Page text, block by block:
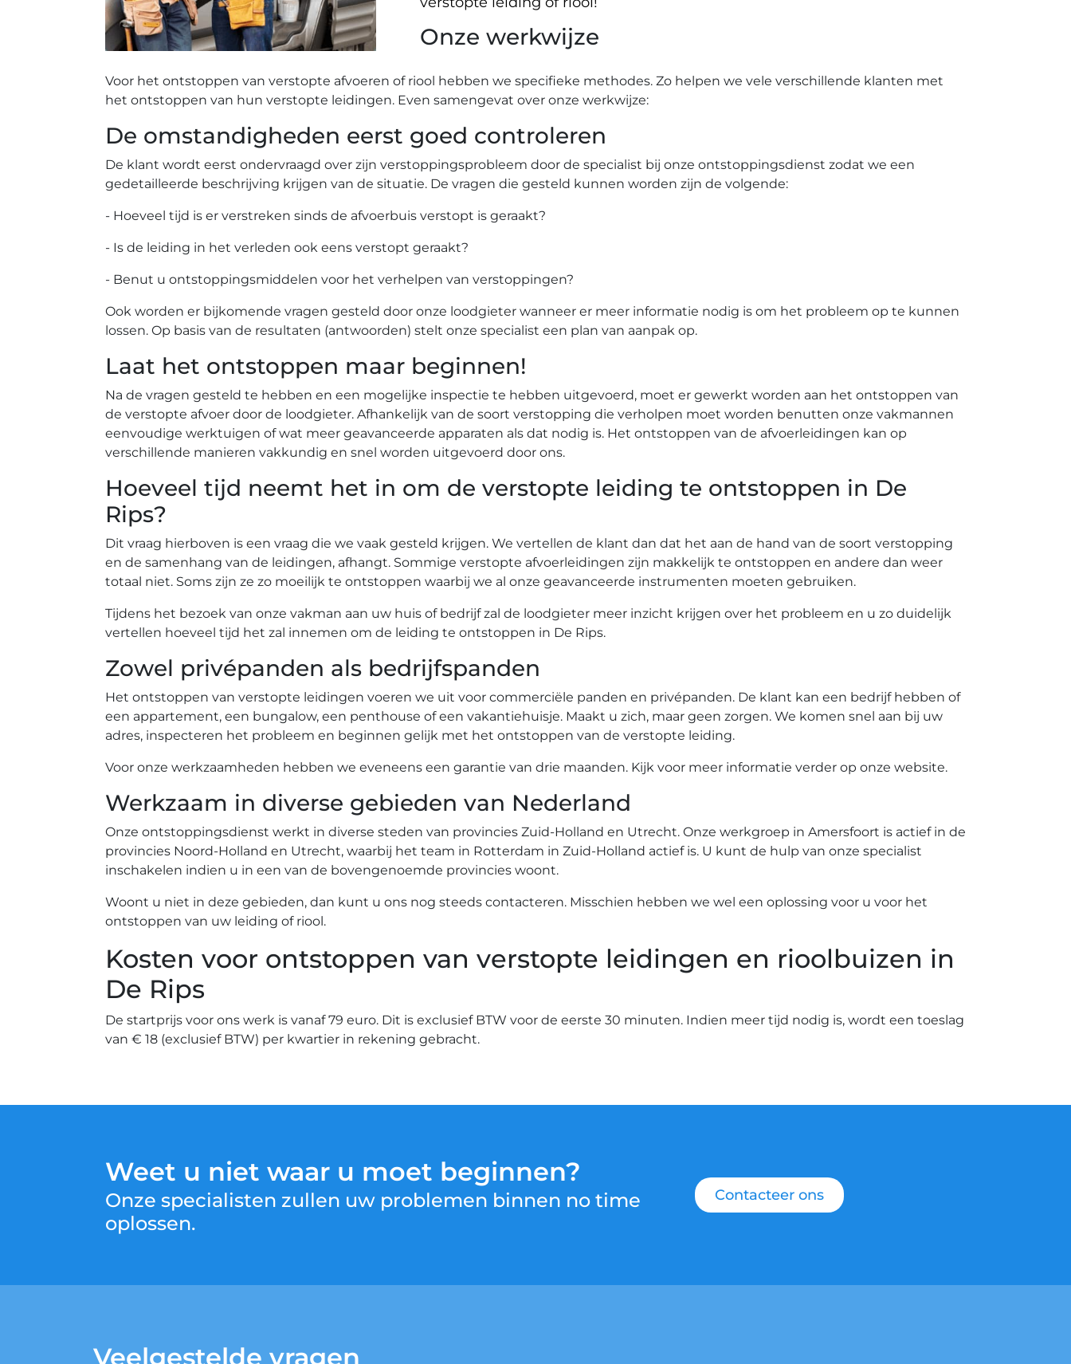
Onze werkwijze
Voor het ontstoppen van verstopte afvoeren of riool hebben we specifieke methodes. Zo helpen we vele verschillende klanten met
het ontstoppen van hun verstopte leidingen. Even samengevat over onze werkwijze:
De omstandigheden eerst goed controleren
De klant wordt eerst ondervraagd over zijn verstoppingsprobleem door de specialist bij onze ontstoppingsdienst zodat we een
gedetailleerde beschrijving krijgen van de situatie. De vragen die gesteld kunnen worden zijn de volgende:
- Hoeveel tijd is er verstreken sinds de afvoerbuis verstopt is geraakt?
- Is de leiding in het verleden ook eens verstopt geraakt?
- Benut u ontstoppingsmiddelen voor het verhelpen van verstoppingen?
Ook worden er bijkomende vragen gesteld door onze loodgieter wanneer er meer informatie nodig is om het probleem op te kunnen
lossen. Op basis van de resultaten (antwoorden) stelt onze specialist een plan van aanpak op.
Laat het ontstoppen maar beginnen!
Na de vragen gesteld te hebben en een mogelijke inspectie te hebben uitgevoerd, moet er gewerkt worden aan het ontstoppen van
de verstopte afvoer door de loodgieter. Afhankelijk van de soort verstopping die verholpen moet worden benutten onze vakmannen
eenvoudige werktuigen of wat meer geavanceerde apparaten als dat nodig is. Het ontstoppen van de afvoerleidingen kan op
verschillende manieren vakkundig en snel worden uitgevoerd door ons.
Hoeveel tijd neemt het in om de verstopte leiding te ontstoppen in De
Rips?
Dit vraag hierboven is een vraag die we vaak gesteld krijgen. We vertellen de klant dan dat het aan de hand van de soort verstopping
en de samenhang van de leidingen, afhangt. Sommige verstopte afvoerleidingen zijn makkelijk te ontstoppen en andere dan weer
totaal niet. Soms zijn ze zo moeilijk te ontstoppen waarbij we al onze geavanceerde instrumenten moeten gebruiken.
Tijdens het bezoek van onze vakman aan uw huis of bedrijf zal de loodgieter meer inzicht krijgen over het probleem en u zo duidelijk
vertellen hoeveel tijd het zal innemen om de leiding te ontstoppen in De Rips.
Zowel privépanden als bedrijfspanden
Het ontstoppen van verstopte leidingen voeren we uit voor commerciële panden en privépanden. De klant kan een bedrijf hebben of
een appartement, een bungalow, een penthouse of een vakantiehuisje. Maakt u zich, maar geen zorgen. We komen snel aan bij uw
adres, inspecteren het probleem en beginnen gelijk met het ontstoppen van de verstopte leiding.
Voor onze werkzaamheden hebben we eveneens een garantie van drie maanden. Kijk voor meer informatie verder op onze website.
Werkzaam in diverse gebieden van Nederland
Onze ontstoppingsdienst werkt in diverse steden van provincies Zuid-Holland en Utrecht. Onze werkgroep in Amersfoort is actief in de
provincies Noord-Holland en Utrecht, waarbij het team in Rotterdam in Zuid-Holland actief is. U kunt de hulp van onze specialist
inschakelen indien u in een van de bovengenoemde provincies woont.
Woont u niet in deze gebieden, dan kunt u ons nog steeds contacteren. Misschien hebben we wel een oplossing voor u voor het
ontstoppen van uw leiding of riool.
Kosten voor ontstoppen van verstopte leidingen en rioolbuizen in
De Rips
De startprijs voor ons werk is vanaf 79 euro. Dit is exclusief BTW voor de eerste 30 minuten. Indien meer tijd nodig is, wordt een toeslag
van € 18 (exclusief BTW) per kwartier in rekening gebracht.
Weet u niet waar u moet beginnen?
Onze specialisten zullen uw problemen binnen no time
oplossen.
Contacteer ons
Veelgestelde vragen